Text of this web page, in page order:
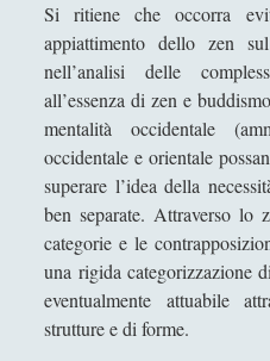
Angela Luverà Rattray
botanico"
Considerazioni diverse
Contro certi ismi…
Desiderio e
Filosofia del Tempo
Dire, fare e baciare
spettrale
Espellere l'indicibile:
Si ritiene che occorra
appiattimento dello zen
nell’analisi delle
all’essenza di zen e
mentalità occidentale
occidentale e orientale
superare l’idea della
ben separate. Attraverso lo
categorie e le
una rigida categorizzazione
eventualmente attuabile
strutture e di forme.